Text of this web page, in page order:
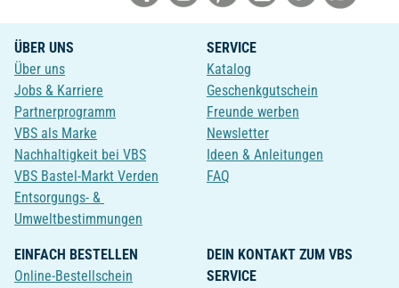
ÜBER UNS
Über uns
Jobs & Karriere
Partnerprogramm
VBS als Marke
Nachhaltigkeit bei VBS
VBS Bastel-Markt Verden
Entsorgungs- &
Umweltbestimmungen
SERVICE
Katalog
Geschenkgutschein
Freunde werben
Newsletter
Ideen & Anleitungen
FAQ
EINFACH BESTELLEN
Online-Bestellschein
DEIN KONTAKT ZUM VBS
SERVICE